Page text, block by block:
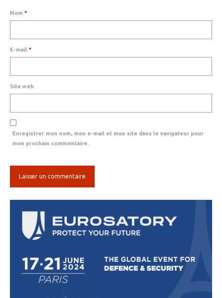
Nom *
E-mail *
Site web
Enregistrer mon nom, mon e-mail et mon site dans le navigateur pour
mon prochain commentaire.